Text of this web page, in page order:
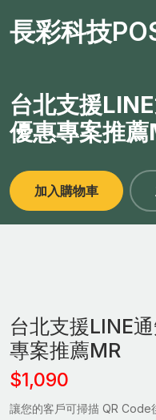
長彩科技
台北支援
優惠專案推薦
加入購物車
台北支援LINE
專案推薦MR
$1,090
讓您的客戶可掃描 QR Code